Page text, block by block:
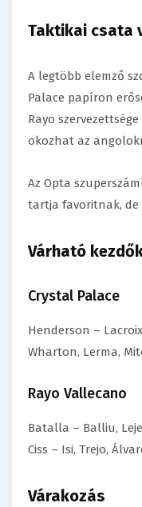
Taktikai csata
A legtöbb elemző
Palace papíron
Rayo
okozhat az
Az Opta
tartja favoritnak, de
Várható
Crystal Palace
Henderson –
Wharton, Lerma,
Rayo Vallecano
Batalla – Balliu,
Ciss – Isi, Trejo,
Várakozás